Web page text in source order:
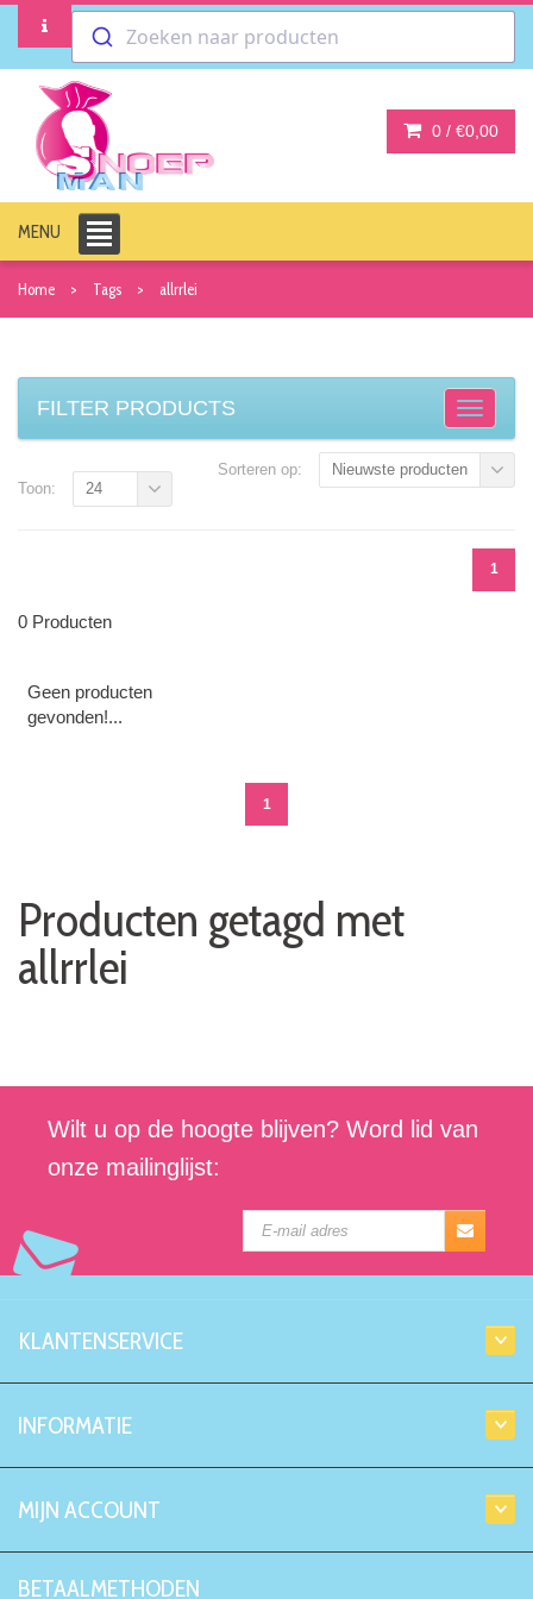
Zoeken naar producten
0 / €0,00
MENU
Home Tags allrrlei
FILTER PRODUCTS
Sorteren op: Nieuwste producten
1
Toon: 24
0 Producten
Geen producten
gevonden!...
1
Producten getagd met
allrrlei
Wilt u op de hoogte blijven? Word lid van
onze mailinglijst:
KLANTENSERVICE
INFORMATIE
MIJN ACCOUNT
BETAALMETHODEN